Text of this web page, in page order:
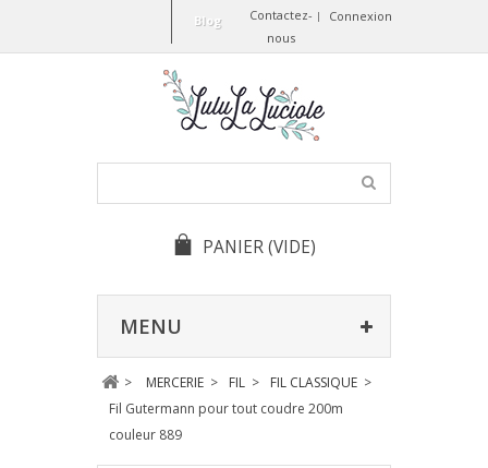
Connexion
Contactez-
nous
Blog
PANIER(VIDE)
MENU
> MERCERIE > FIL > FIL CLASSIQUE >
Fil Gutermann pour tout coudre 200m
couleur 889